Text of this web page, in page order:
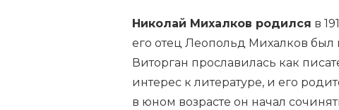
Николай Михалков родился в
его отец Леопольд Михалков был
Виторган прославилась как
интерес к литературе, и его
в юном возрасте он начал